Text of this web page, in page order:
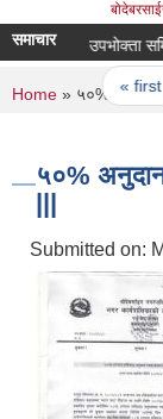
समाचार उपभोक्ता
Pages
« first
You are
Home » ५०% अनुदान
५०% अनुदान
Submitted on: